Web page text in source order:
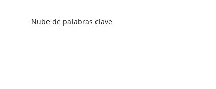
Nube de palabras clave